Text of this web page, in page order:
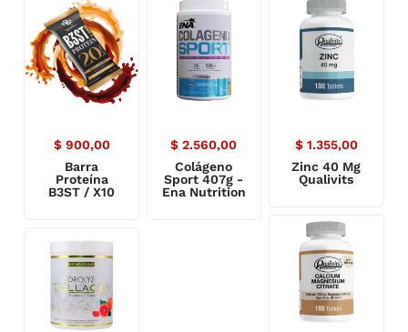
$900,00
Barra
Proteína
B3ST / X10
$ 2.560,00
Colágeno
Sport 407g -
Ena Nutrition
$1.355,00
Zinc 40 Mg
Qualivits